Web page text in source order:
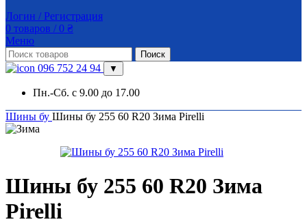
Логин / Регистрация
0 товаров / 0 ₴
Меню
Поиск
096 752 24 94 ▼
Пн.-Сб. с 9.00 до 17.00
Шины бу Шины бу 255 60 R20 Зима Pirelli
Шины бу 255 60 R20 Зима
Pirelli